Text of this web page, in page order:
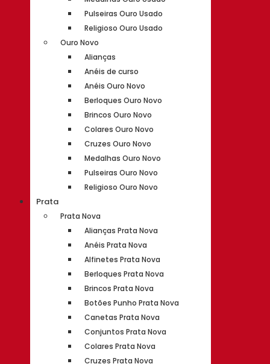
Pulseiras Ouro Usado
Religioso Ouro Usado
Ouro Novo
Alianças
Anéis de curso
Anéis Ouro Novo
Berloques Ouro Novo
Brincos Ouro Novo
Colares Ouro Novo
Cruzes Ouro Novo
Medalhas Ouro Novo
Pulseiras Ouro Novo
Religioso Ouro Novo
Prata
Prata Nova
Alianças Prata Nova
Anéis Prata Nova
Alfinetes Prata Nova
Berloques Prata Nova
Brincos Prata Nova
Botões Punho Prata Nova
Canetas Prata Nova
Conjuntos Prata Nova
Colares Prata Nova
Cruzes Prata Nova